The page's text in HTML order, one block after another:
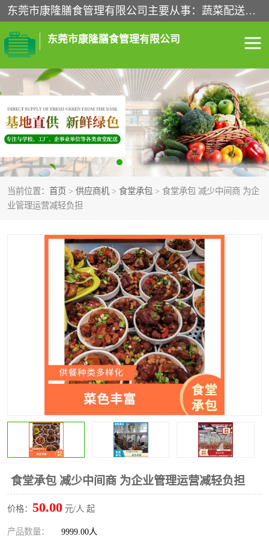
东莞市康隆膳食管理有限公司主要从事：蔬菜配送、食堂承包、企业工厂食堂承包、机关单位食堂承包、调味品配送、粮油配送、干货配送、副食配送、水果配送、海鲜配送等业务，东莞蔬菜配送电话，咨询在线客服。
东莞市康隆膳食管理有限公司
当前位置： 首页 > 供应商机 > 食堂承包 > 食堂承包 减少中间商 为企
业管理运营减轻负担
食堂承包 减少中间商 为企业管理运营减轻负担
价格： 50.00 元/人 起
产品数量： 9999.00人
食堂承包 蔬菜配送
粮油配送 鲜肉配送
海鲜配送 食材配送
调料配送 企业工厂食堂承包
副食配送